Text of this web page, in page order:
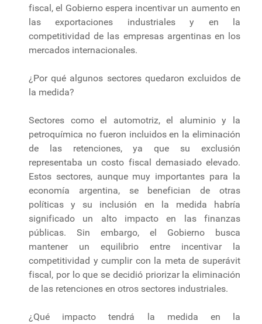
fiscal, el Gobierno espera incentivar un aumento en
las exportaciones industriales y en la
competitividad de las empresas argentinas en los
mercados internacionales.
¿Por qué algunos sectores quedaron excluidos de
la medida?
Sectores como el automotriz, el aluminio y la
petroquímica no fueron incluidos en la eliminación
de las retenciones, ya que su exclusión
representaba un costo fiscal demasiado elevado.
Estos sectores, aunque muy importantes para la
economía argentina, se benefician de otras
políticas y su inclusión en la medida habría
significado un alto impacto en las finanzas
públicas. Sin embargo, el Gobierno busca
mantener un equilibrio entre incentivar la
competitividad y cumplir con la meta de superávit
fiscal, por lo que se decidió priorizar la eliminación
de las retenciones en otros sectores industriales.
¿Qué impacto tendrá la medida en la